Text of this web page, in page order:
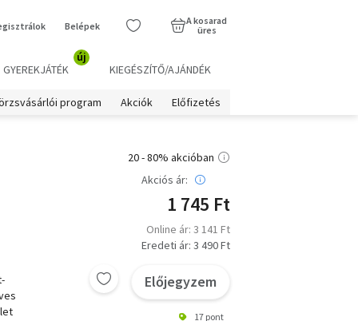
Belépek
A kosarad
üres
GYEREKJÁTÉK
új
KIEGÉSZÍTŐ/AJÁNDÉK
program Akciók Előfizetés
20 - 80% akcióban
Akciós ár:
1 745 Ft
Online ár: 3 141 Ft
Eredeti ár: 3 490 Ft
Előjegyzem
17 pont